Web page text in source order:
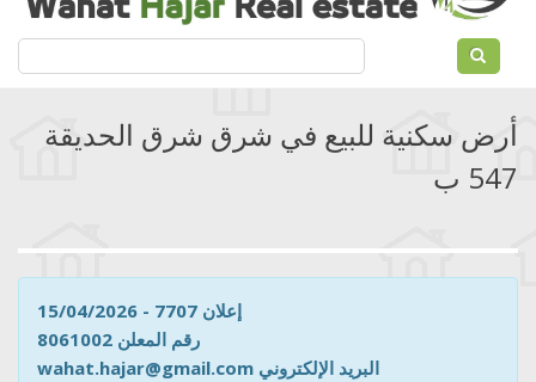
أرض سكنية للبيع في شرق شرق الحديقة
547 ب
إعلان 7707 - 15/04/2026
رقم المعلن 8061002
wahat.hajar@gmail.com البريد الإلكتروني